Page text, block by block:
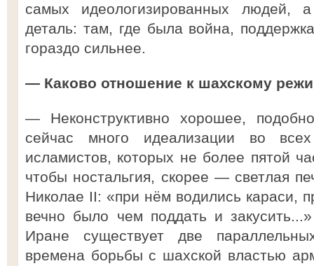
самых идеологизированных людей,
деталь: там, где была война,
гораздо сильнее.
— Каково отношение к шахскому
— Неконструктивно хорошее,
сейчас много идеализации во
исламистов, которых не более пятой
чтобы ностальгия, скорее — светлая
Николае II: «при нём водились караси,
вечно было чем поддать и
Иране существует две
времена борьбы с шахской властью